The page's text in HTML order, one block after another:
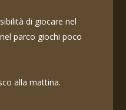
di giocare nel
parco giochi poco
alla mattina.